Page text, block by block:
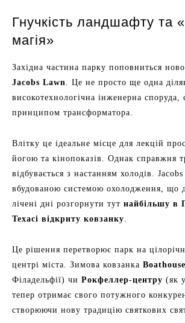
Гнучкість ландшафту та
магія»
Західна частина парку поповниться
Jacobs Lawn
. Це не просто ще одна
високотехнологічна інженерна споруда,
принципом трансформатора.
Влітку це ідеальне місце для лекцій
йогою та кінопоказів. Однак справжня
відбувається з настанням холодів.
вбудованою системою охолодження, що
лічені дні розгорнути тут найбільшу в
Техасі відкриту ковзанку
Це рішення перетворює парк на
центрі міста. Зимова ковзанка
Філадельфії) чи Рокфеллер-центру (як
тепер отримає свого потужного
створюючи нову традицію святкових